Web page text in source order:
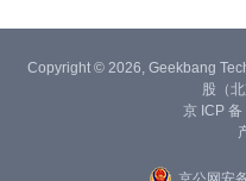
Copyright © 2026, Geekbang
股（
京 ICP